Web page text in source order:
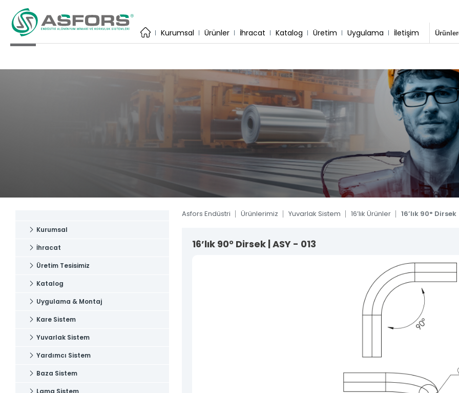
Estetiğin ve dayanıklılığın birleştiği
Uygulama & Montaj
İletişim
Destek Hattı
0 533 791 19 22
Whatsapp Hattı
0 533 791 19 22
Lama Sistem
Kurumsal Ürünler İhracat Katalog Üretim Uygulama İletişim
×
İhracat
Katalog
Uygulama & Montaj
Kare Sistem
Yuvarlak Sistem
Yardımcı Sistem
Lama Sistem
Tüm Ürünler
Haber & Blog
Kurumsal
İhracat
Üretim Tesisimiz
Katalog
Uygulama & Montaj
Kare Sistem
Yuvarlak Sistem
Yardımcı Sistem
Baza Sistem
Lama Sistem
Asfors Endüstri Ürünlerimiz Yuvarlak Sistem 16’lık Ürünler 16’lık 90° Dirsek
16’lık 90° Dirsek | ASY - 013